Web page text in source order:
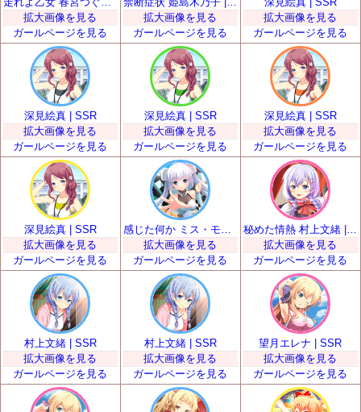
拡大画像を見る
ガールページを見る
拡大画像を見る
ガールページを見る
拡大画像を見る
ガールページを見る
深見絵真 | SSR
拡大画像を見る
ガールページを見る
深見絵真 | SSR
拡大画像を見る
ガールページを見る
深見絵真 | SSR
拡大画像を見る
ガールページを見る
深見絵真 | SSR
拡大画像を見る
ガールページを見る
拡大画像を見る
ガールページを見る
秘めた情熱 村上文緒 | SSR
拡大画像を見る
ガールページを見る
村上文緒 | SSR
拡大画像を見る
ガールページを見る
村上文緒 | SSR
拡大画像を見る
ガールページを見る
望月エレナ | SSR
拡大画像を見る
ガールページを見る